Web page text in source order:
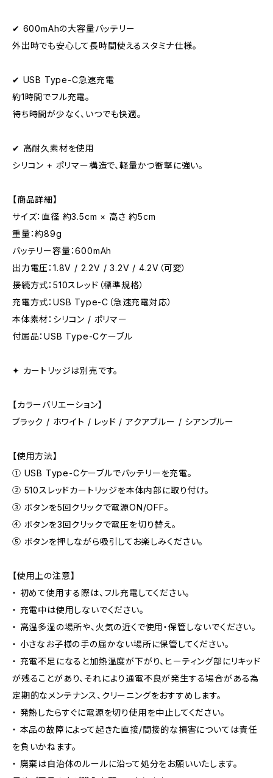
✔ 600mAhの大容量バッテリー
外出時でも安心して長時間使えるスタミナ仕様。
✔ USB Type-C急速充電
約1時間でフル充電。
待ち時間が少なく、いつでも快適。
✔ 高耐久素材を使用
シリコン + ポリマー構造で、軽量かつ衝撃に強い。
【商品詳細】
サイズ：直径 約3.5cm × 高さ 約5cm
重量：約89g
バッテリー容量：600mAh
出力電圧：1.8V / 2.2V / 3.2V / 4.2V（可変）
接続方式：510スレッド（標準規格）
充電方式：USB Type-C（急速充電対応）
本体素材：シリコン / ポリマー
付属品：USB Type-Cケーブル
✦ カートリッジは別売です。
【カラーバリエーション】
ブラック / ホワイト / レッド / アクアブルー / シアンブルー
【使用方法】
① USB Type-Cケーブルでバッテリーを充電。
② 510スレッドカートリッジを本体内部に取り付け。
③ ボタンを5回クリックで電源ON/OFF。
④ ボタンを3回クリックで電圧を切り替え。
⑤ ボタンを押しながら吸引してお楽しみください。
【使用上の注意】
・ 初めて使用する際は、フル充電してください。
・ 充電中は使用しないでください。
・ 高温多湿の場所や、火気の近くで使用・保管しないでください。
・ 小さなお子様の手の届かない場所に保管してください。
・ 充電不足になると加熱温度が下がり、ヒーティング部にリキッド
が残ることがあり、それにより通電不良が発生する場合がある為
定期的なメンテナンス、クリーニングをおすすめします。
・ 発熱したらすぐに電源を切り使用を中止してください。
・ 本品の故障によって起きた直接/間接的な損害については責任
を負いかねます。
・ 廃棄は自治体のルールに沿って処分をお願いいたします。